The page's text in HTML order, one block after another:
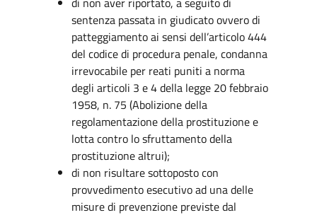
sentenza passata in giudicato ovvero di
patteggiamento ai sensi dell’articolo 444
del codice di procedura penale, condanna
irrevocabile per reati puniti a norma
degli articoli 3 e 4 della legge 20 febbraio
1958, n. 75 (Abolizione della
regolamentazione della prostituzione e
lotta contro lo sfruttamento della
prostituzione altrui);
di non risultare sottoposto con
provvedimento esecutivo ad una delle
misure di prevenzione previste dal